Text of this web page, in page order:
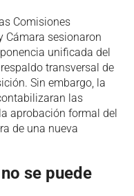
Comisiones
Cámara sesionaron
unificada del
transversal de
Sin embargo, la
las
aprobación formal del
de una nueva
se puede